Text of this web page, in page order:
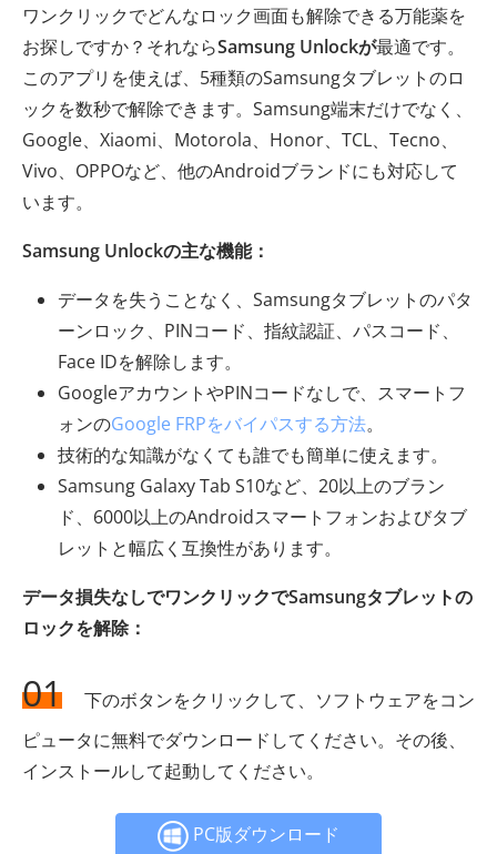
ワンクリックでどんなロック画面も解除できる万能薬を
お探しですか？それならSamsung Unlockが最適です。
このアプリを使えば、5種類のSamsungタブレットのロ
ックを数秒で解除できます。Samsung端末だけでなく、
Google、Xiaomi、Motorola、Honor、TCL、Tecno、
Vivo、OPPOなど、他のAndroidブランドにも対応して
います。
Samsung Unlockの主な機能：
データを失うことなく、Samsungタブレットのパタ
ーンロック、PINコード、指紋認証、パスコード、
Face IDを解除します。
GoogleアカウントやPINコードなしで、スマートフ
ォンのGoogle FRPをバイパスする方法。
技術的な知識がなくても誰でも簡単に使えます。
Samsung Galaxy Tab S10など、20以上のブラン
ド、6000以上のAndroidスマートフォンおよびタブ
レットと幅広く互換性があります。
データ損失なしでワンクリックでSamsungタブレットの
ロックを解除：
01
下のボタンをクリックして、ソフトウェアをコン
ピュータに無料でダウンロードしてください。その後、
インストールして起動してください。
PC版ダウンロード